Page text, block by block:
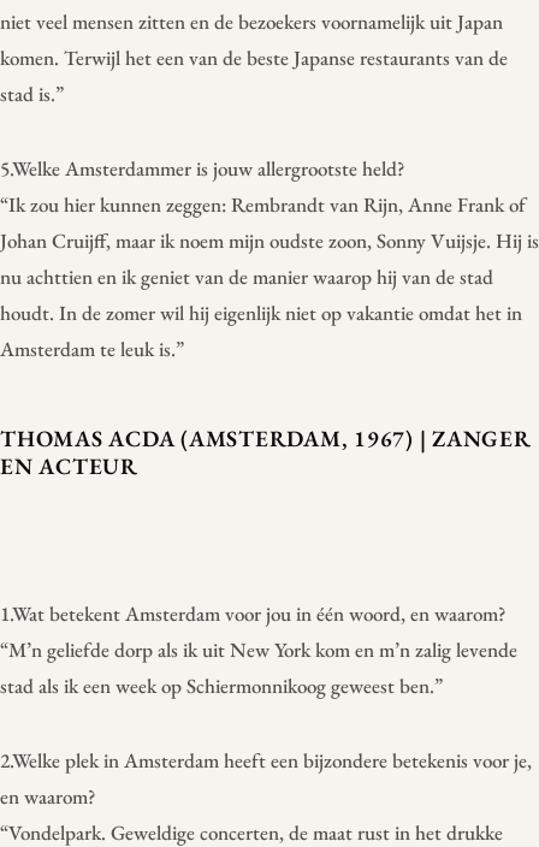
niet veel mensen zitten en de bezoekers voornamelijk uit Japan
komen. Terwijl het een van de beste Japanse restaurants van de
stad is.”
5.Welke Amsterdammer is jouw allergrootste held?
“Ik zou hier kunnen zeggen: Rembrandt van Rijn, Anne Frank of
Johan Cruijff, maar ik noem mijn oudste zoon, Sonny Vuijsje. Hij is
nu achttien en ik geniet van de manier waarop hij van de stad
houdt. In de zomer wil hij eigenlijk niet op vakantie omdat het in
Amsterdam te leuk is.”
THOMAS ACDA (AMSTERDAM, 1967) | ZANGER
EN ACTEUR
1.Wat betekent Amsterdam voor jou in één woord, en waarom?
“M’n geliefde dorp als ik uit New York kom en m’n zalig levende
stad als ik een week op Schiermonnikoog geweest ben.”
2.Welke plek in Amsterdam heeft een bijzondere betekenis voor je,
en waarom?
“Vondelpark. Geweldige concerten, de maat rust in het drukke